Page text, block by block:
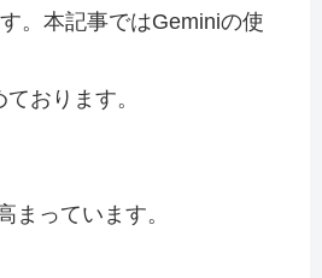
。本記事ではGeminiの使
おります。
っています。